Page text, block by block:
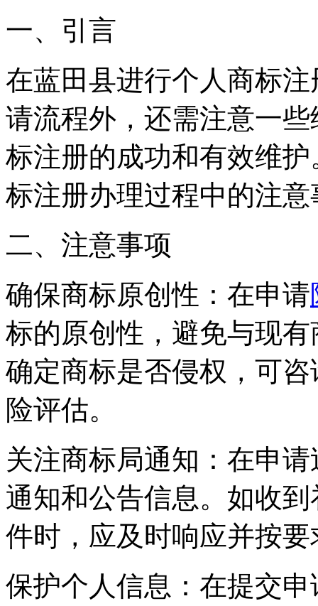
一、引言
在蓝田县进行个人商标
请流程外，还需注意一
标注册的成功和有效维
标注册办理过程中的注
二、注意事项
确保商标原创性：在申请
标的原创性，避免与现
确定商标是否侵权，可
险评估。
关注商标局通知：在申
通知和公告信息。如收
件时，应及时响应并按
保护个人信息：在提交